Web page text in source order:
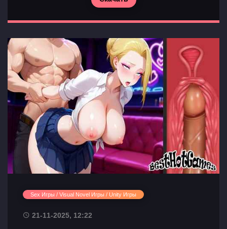
Sex Игры / Visual Novel Игры / Unity Игры
21-11-2025, 12:22